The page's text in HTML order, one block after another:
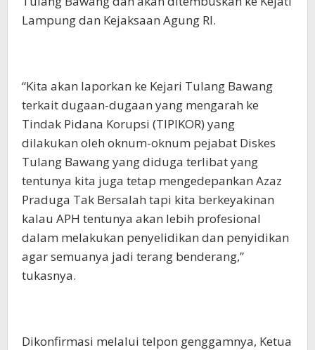
Lampung dan Kejaksaan Agung RI.
“Kita akan laporkan ke Kejari Tulang Bawang
terkait dugaan-dugaan yang mengarah ke
Tindak Pidana Korupsi (TIPIKOR) yang
dilakukan oleh oknum-oknum pejabat Diskes
Tulang Bawang yang diduga terlibat yang
tentunya kita juga tetap mengedepankan Azaz
Praduga Tak Bersalah tapi kita berkeyakinan
kalau APH tentunya akan lebih profesional
dalam melakukan penyelidikan dan penyidikan
agar semuanya jadi terang benderang,”
tukasnya.
Dikonfirmasi melalui telpon genggamnya, Ketua